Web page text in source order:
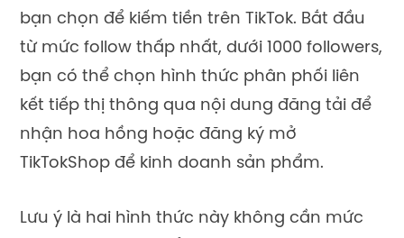
bạn chọn để kiếm tiền trên TikTok. Bắt đầu
từ mức follow thấp nhất, dưới 1000 followers,
bạn có thể chọn hình thức phân phối liên
kết tiếp thị thông qua nội dung đăng tải để
nhận hoa hồng hoặc đăng ký mở
TikTokShop để kinh doanh sản phẩm.
Lưu ý là hai hình thức này không cần mức